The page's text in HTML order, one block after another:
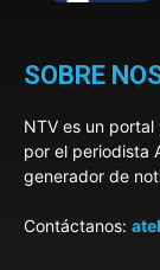
SOBRE
NTV es un
por el periodista
generador de
Contáctanos: